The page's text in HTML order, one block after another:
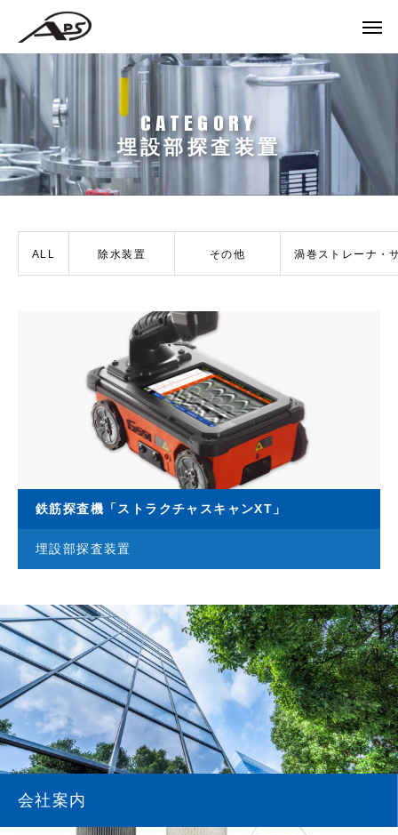
埋設部探査装置
ALL 除水装置 その他 渦巻ストレーナ・
鉄筋探査機「ストラクチャスキャンXT」
埋設部探査装置
会社案内